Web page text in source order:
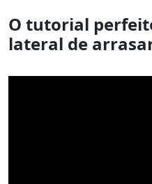
O tutorial
lateral de